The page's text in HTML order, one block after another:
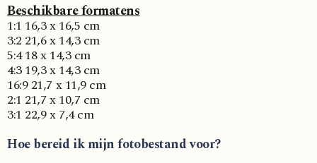
Beschikbare formatens
1:1 16,3 x 16,5 cm
3:2 21,6 x 14,3 cm
5:4 18 x 14,3 cm
4:3 19,3 x 14,3 cm
16:9 21,7 x 11,9 cm
2:1 21,7 x 10,7 cm
3:1 22,9 x 7,4 cm
Hoe bereid ik mijn fotobestand voor?